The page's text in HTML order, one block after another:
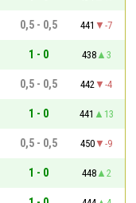
0,5 - 0,5 441
-7
1 - 0 438
3
0,5 - 0,5 442
-4
1 - 0 441
13
0,5 - 0,5 450
-9
1 - 0 448
2